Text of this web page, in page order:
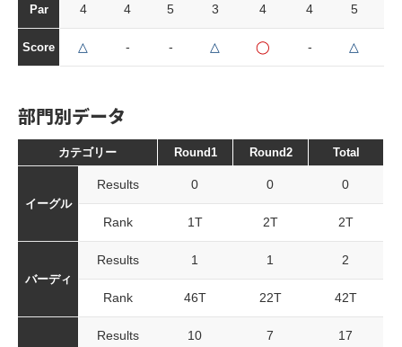
Par 4 4 5 3 4 4 5
Score △ - - △ ◯ - △
部門別データ
カテゴリー Round1 Round2 Total
イーグル
Results 0 0 0
Rank 1T 2T 2T
バーディ
Results 1 1 2
Rank 46T 22T 42T
Results 10 7 17